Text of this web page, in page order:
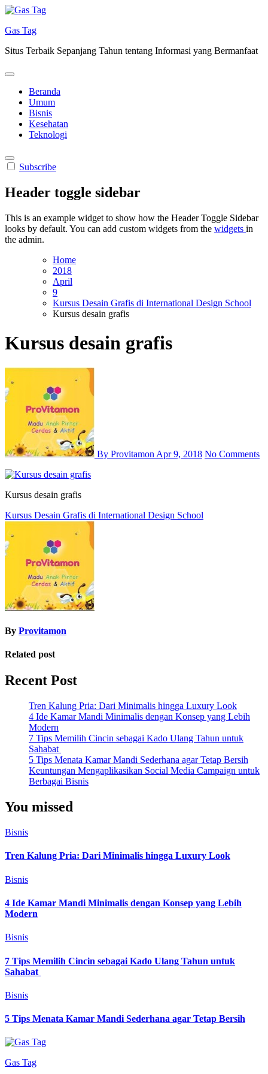
Skip
content
Gas Tag
Situs Terbaik Sepanjang Tahun tentang Informasi yang Bermanfaat
Beranda
Umum
Bisnis
Kesehatan
Teknologi
Subscribe
Header toggle sidebar
This is an example widget to show how the Header Toggle Sidebar
looks by default. You can add custom widgets from the widgets in
the admin.
Home
2018
April
9
Kursus Desain Grafis di International Design School
Kursus desain grafis
Kursus desain grafis
By Provitamon Apr 9, 2018 No Comments
Kursus desain grafis
Post
navigation
Kursus Desain Grafis di International Design School
By Provitamon
Related post
Recent Post
Tren Kalung Pria: Dari Minimalis hingga Luxury Look
4 Ide Kamar Mandi Minimalis dengan Konsep yang Lebih
Modern
7 Tips Memilih Cincin sebagai Kado Ulang Tahun untuk
Sahabat
5 Tips Menata Kamar Mandi Sederhana agar Tetap Bersih
Keuntungan Mengaplikasikan Social Media Campaign untuk
Berbagai Bisnis
You missed
Bisnis
Tren Kalung Pria: Dari Minimalis hingga Luxury Look
Bisnis
4 Ide Kamar Mandi Minimalis dengan Konsep yang Lebih
Modern
Bisnis
7 Tips Memilih Cincin sebagai Kado Ulang Tahun untuk
Sahabat
Bisnis
5 Tips Menata Kamar Mandi Sederhana agar Tetap Bersih
Gas Tag